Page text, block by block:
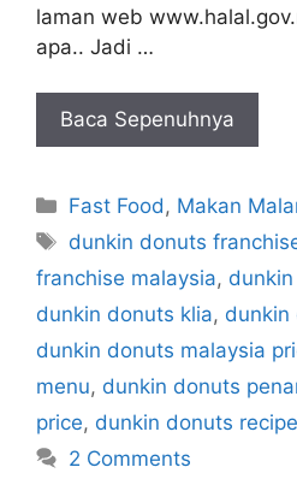
laman web
apa.. Jadi …
Baca Sepenuhnya
Categories
Fast Food, Makan
Tags
dunkin donuts
franchise malaysia,
dunkin donuts klia, dunkin
dunkin donuts malaysia
menu, dunkin donuts
price, dunkin donuts recipe
2 Comments